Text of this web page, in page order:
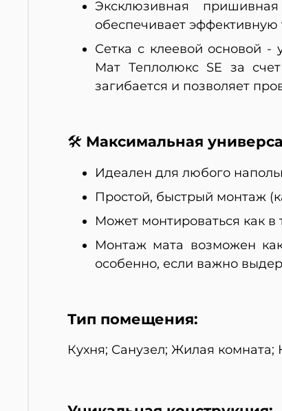
Эксклюзивная
обеспечивает эффективную
Сетка с клеевой основой -
Мат Теплолюкс SE за
загибается и позволяет
🛠 Максимальная
Идеален для любого
Простой, быстрый монтаж
Может монтироваться как в
Монтаж мата возможен
особенно, если важно
Тип помещения:
Кухня; Санузел; Жилая комната;